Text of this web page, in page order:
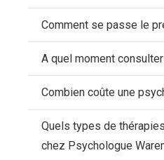
Comment se passe le
A quel moment
Combien coûte une
Quels types de
chez Psychologue